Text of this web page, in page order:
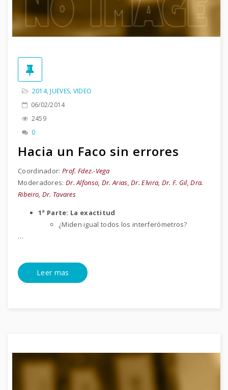
2014,JUEVES, VIDEO
06/02/2014
2459
0
Hacia un Faco sin errores
Coordinador: Prof. Fdez.-Vega
Moderadores: Dr. Alfonso, Dr. Arias, Dr. Elvira, Dr. F. Gil, Dra.
Ribeiro, Dr. Tavares
1ª Parte: La exactitud
¿Miden igual todos los interferómetros?
…
Leer mas